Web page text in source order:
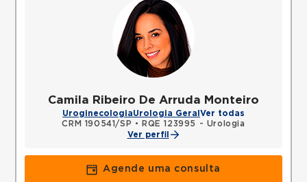
Camila Ribeiro De Arruda Monteiro
UroginecologiaUrologia Geral Ver todas
CRM 190541/SP •
RQE 123995 - Urologia
Ver perfil
Agende uma consulta